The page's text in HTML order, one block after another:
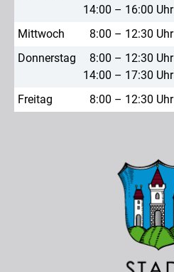
14:00 – 16:00 Uhr
Mittwoch
8:00 – 12:30 Uhr
Donnerstag
8:00 – 12:30 Uhr
14:00 – 17:30 Uhr
Freitag
8:00 – 12:30 Uhr